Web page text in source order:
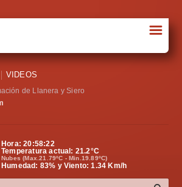
☰
VIDEOS
de Llanera y Siero
Hora:20:58:23
Temperatura actual: 21.2°C
Nubes (Max.21.79ºC - Min.19.89ºC)
Humedad: 83% y Viento: 1.34 Km/h